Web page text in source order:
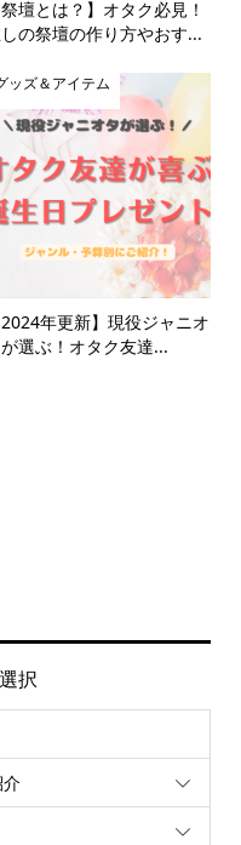
祭壇とは？】オタク必見！
の祭壇の作り方やおす...
ッズ＆アイテム
2024年更新】現役ジャニオ
選ぶ！オタク友達...
択